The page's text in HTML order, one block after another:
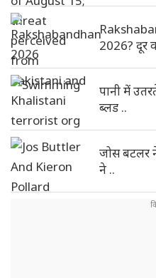
2026? दूर
पानी में
ब्लड ..
जोस बटलर ने
ने ..